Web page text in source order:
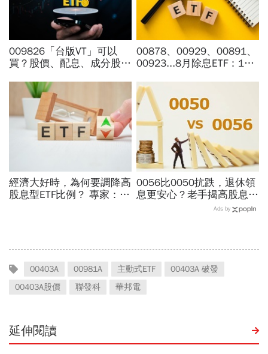
009826「台版VT」可以
買？股價、配息、成分股…
周冠男都說009826上市是
邁大步？
00878、00929、00891、
00923...8月除息ETF：14
金額、最後買進日，如何息
利雙賺
經濟大好時，為何要調降高
股息型ETF比例？ 專家：用
0056比0050抗跌，退休領
息更安心？老手揭高股息
「4大致命傷」：股息再投
Ads by
00403A 00981A 主動式ETF
00403A 破發
00403A股價
聯發科 華邦電
延伸閱讀